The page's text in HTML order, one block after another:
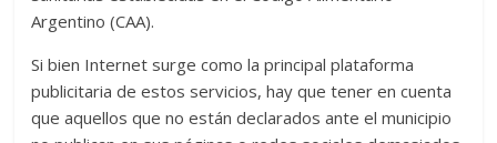
Argentino (CAA).
Si bien Internet surge como la principal plataforma
publicitaria de estos servicios, hay que tener en cuenta
que aquellos que no están declarados ante el municipio